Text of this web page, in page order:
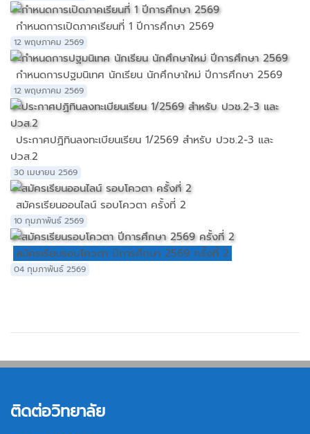
กำหนดการเปิดภาคเรียนที่ 1 ปีการศึกษา 2569
12 พฤษภาคม 2569
กำหนดการปฐมนิเทศ นักเรียน นักศึกษาใหม่ ปีการศึกษา 2569
12 พฤษภาคม 2569
ประกาศปฏิทินลงทะเบียนเรียน 1/2569 สำหรับ ปวช.2-3 และ
ปวส.2
30 เมษายน 2569
สมัครเรียนออนไลน์ รอบโควตา ครั้งที่ 2
10 กุมภาพันธ์ 2569
สมัครเรียนรอบโควตา ปีการศึกษา 2569 ครั้งที่ 2
04 กุมภาพันธ์ 2569
ติดต่อวิทยาลัย